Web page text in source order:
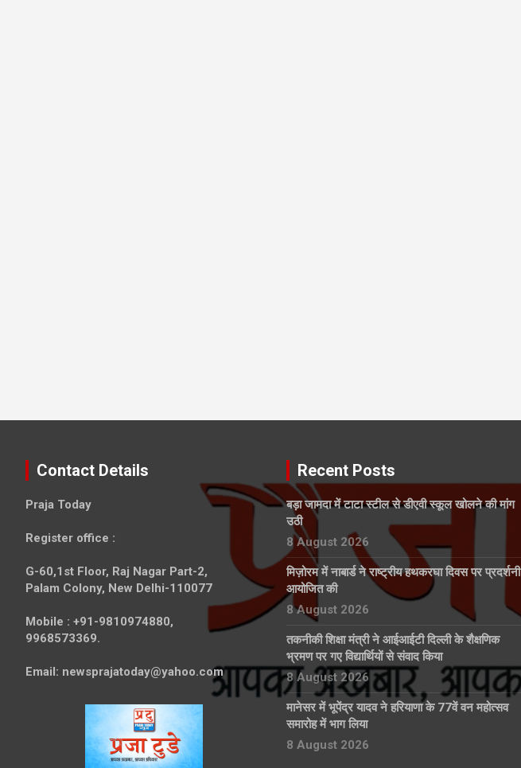
Contact Details
Praja Today
Register office :
G-60,1st Floor, Raj Nagar Part-2,
Palam Colony, New Delhi-110077
Mobile : +91-9810974880,
9968573369.
Email: newsprajatoday@yahoo.com
Recent Posts
बड़ा जामदा में टाटा स्टील से डीएवी स्कूल खोलने की मांग
उठी
8 August 2026
मिज़ोरम में नाबार्ड ने राष्ट्रीय हथकरघा दिवस पर प्रदर्शनी
आयोजित की
8 August 2026
तकनीकी शिक्षा मंत्री ने आईआईटी दिल्ली के शैक्षणिक
भ्रमण पर गए विद्यार्थियों से संवाद किया
8 August 2026
मानेसर में भूपेंद्र यादव ने हरियाणा के 77वें वन महोत्सव
समारोह में भाग लिया
8 August 2026